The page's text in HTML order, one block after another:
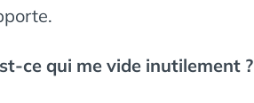
ce qui me vide inutilement ?